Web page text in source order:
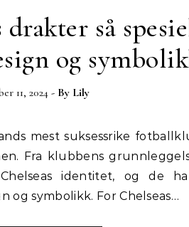
så
og
11, 2024 - By Lily
Fra klubbens
identitet, og de
og symbolikk. For Chelseas…